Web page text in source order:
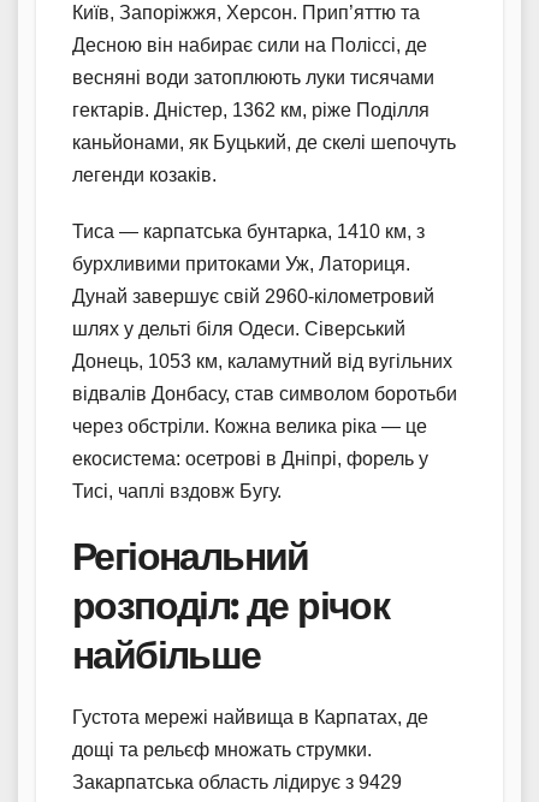
Київ, Запоріжжя, Херсон. Прип’яттю та
Десною він набирає сили на Поліссі, де
весняні води затоплюють луки тисячами
гектарів. Дністер, 1362 км, ріже Поділля
каньйонами, як Буцький, де скелі шепочуть
легенди козаків.
Тиса — карпатська бунтарка, 1410 км, з
бурхливими притоками Уж, Латориця.
Дунай завершує свій 2960-кілометровий
шлях у дельті біля Одеси. Сіверський
Донець, 1053 км, каламутний від вугільних
відвалів Донбасу, став символом боротьби
через обстріли. Кожна велика ріка — це
екосистема: осетрові в Дніпрі, форель у
Тисі, чаплі вздовж Бугу.
Регіональний
розподіл: де річок
найбільше
Густота мережі найвища в Карпатах, де
дощі та рельєф множать струмки.
Закарпатська область лідирує з 9429